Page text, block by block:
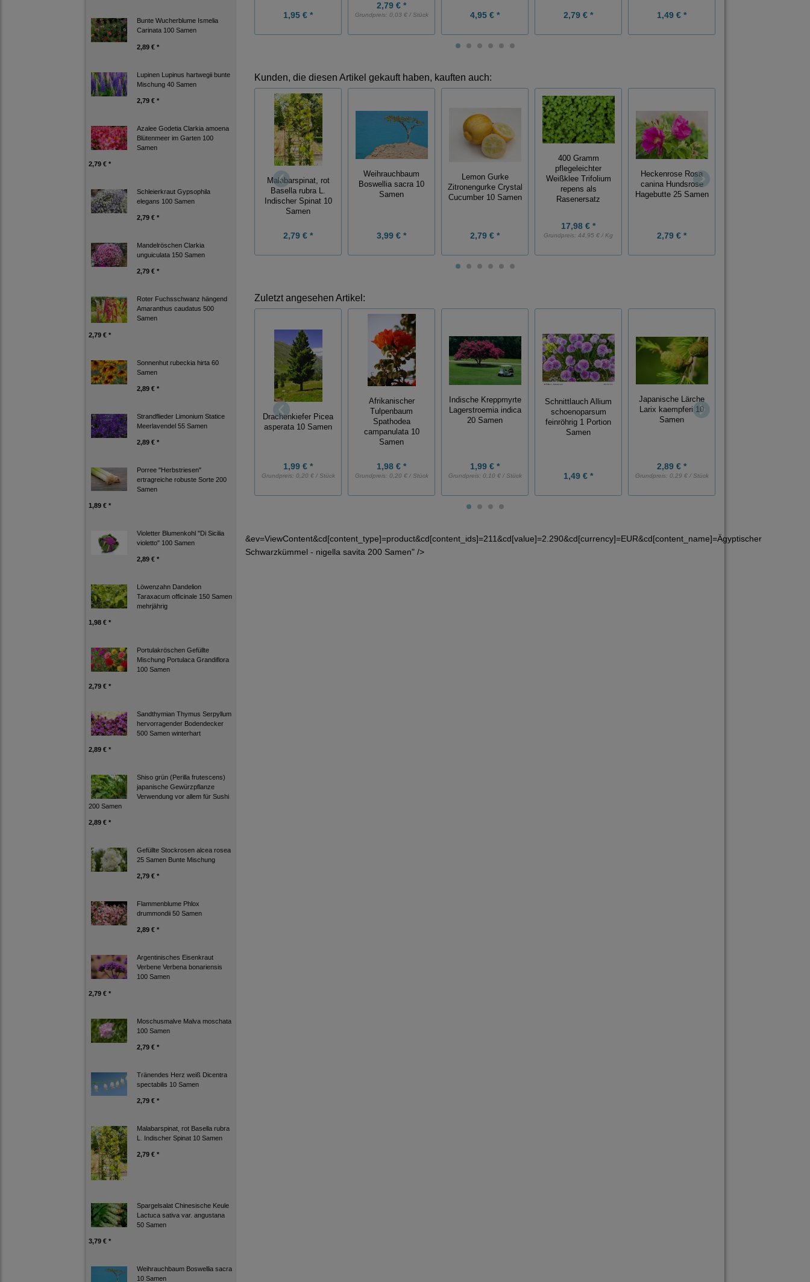
Bunte Wucherblume Ismelia
Carinata 100 Samen
2,89 € *
Lupinen Lupinus hartwegii bunte
Mischung 40 Samen
2,79 € *
Azalee Godetia Clarkia amoena
Blütenmeer im Garten 100
Samen
2,79 € *
Schleierkraut Gypsophila
elegans 100 Samen
2,79 € *
Mandelröschen Clarkia
unguiculata 150 Samen
2,79 € *
Roter Fuchsschwanz hängend
Amaranthus caudatus 500
Samen
2,79 € *
Sonnenhut rubeckia hirta 60
Samen
2,89 € *
Strandflieder Limonium Statice
Meerlavendel 55 Samen
2,89 € *
Porree "Herbstriesen"
ertragreiche robuste Sorte 200
Samen
1,89 € *
Violetter Blumenkohl "Di Sicilia
violetto" 100 Samen
2,89 € *
Löwenzahn Dandelion
Taraxacum officinale 150 Samen
mehrjährig
1,98 € *
Portulakröschen Gefüllte
Mischung Portulaca Grandiflora
100 Samen
2,79 € *
Sandthymian Thymus Serpyllum
hervorragender Bodendecker
500 Samen winterhart
2,89 € *
Shiso grün (Perilla frutescens)
japanische Gewürzpflanze
Verwendung vor allem für Sushi
200 Samen
2,89 € *
Gefüllte Stockrosen alcea rosea
25 Samen Bunte Mischung
2,79 € *
Flammenblume Phlox
drummondii 50 Samen
2,89 € *
Argentinisches Eisenkraut
Verbene Verbena bonariensis
100 Samen
2,79 € *
Moschusmalve Malva moschata
100 Samen
2,79 € *
Tränendes Herz weiß Dicentra
spectabilis 10 Samen
2,79 € *
Malabarspinat, rot Basella rubra
L. Indischer Spinat 10 Samen
2,79 € *
Spargelsalat Chinesische Keule
Lactuca sativa var. angustana
50 Samen
3,79 € *
Weihrauchbaum Boswellia sacra
10 Samen
1,95 € *
2,79 € *
Grundpreis: 0,03 € / Stück 4,95 € * 2,79 € * 1,49 € *
Kunden, die diesen Artikel gekauft haben, kauften auch:
Malabarspinat, rot
Basella rubra L.
Indischer Spinat 10
Samen
2,79 € *
Weihrauchbaum
Boswellia sacra 10
Samen
3,99 € *
Lemon Gurke
Zitronengurke Crystal
Cucumber 10 Samen
2,79 € *
400 Gramm
pflegeleichter
Weißklee Trifolium
repens als
Rasenersatz
17,98 € *
Grundpreis: 44,95 € / Kg
Heckenrose Rosa
canina Hundsrose
Hagebutte 25 Samen
2,79 € *
Zuletzt angesehen Artikel:
Drachenkiefer Picea
asperata 10 Samen
1,99 € *
Grundpreis: 0,20 € / Stück
Afrikanischer
Tulpenbaum
Spathodea
campanulata 10
Samen
1,98 € *
Grundpreis: 0,20 € / Stück
Indische Kreppmyrte
Lagerstroemia indica
20 Samen
1,99 € *
Grundpreis: 0,10 € / Stück
Schnittlauch Allium
schoenoparsum
feinröhrig 1 Portion
Samen
1,49 € *
Japanische Lärche
Larix kaempferi 10
Samen
2,89 € *
Grundpreis: 0,29 € / Stück
&ev=ViewContent&cd[content_type]=product&cd[content_ids]=211&cd[value]=2.290&cd[currency]=EUR&cd[content_name]=Ägyptischer
Schwarzkümmel - nigella savita 200 Samen" />